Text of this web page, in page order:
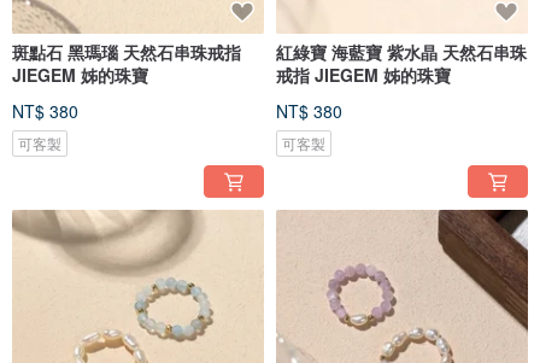
斑點石 黑瑪瑙 天然石串珠戒指
JIEGEM 姊的珠寶
NT$ 380
可客製
紅綠寶 海藍寶 紫水晶 天然石串珠
戒指 JIEGEM 姊的珠寶
NT$ 380
可客製